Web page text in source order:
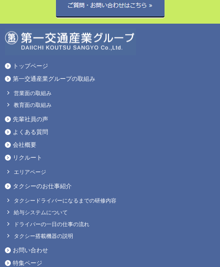
トップページ
第一交通産業グループの取組み
営業面の取組み
教育面の取組み
先輩社員の声
よくある質問
会社概要
リクルート
エリアページ
タクシーのお仕事紹介
タクシードライバーになるまでの研修内容
給与システムについて
ドライバーの一日の仕事の流れ
タクシー搭載機器の説明
お問い合わせ
特集ページ